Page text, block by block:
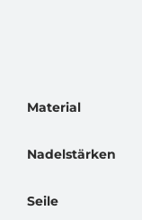
s
Material
Nadelstärken
Seile